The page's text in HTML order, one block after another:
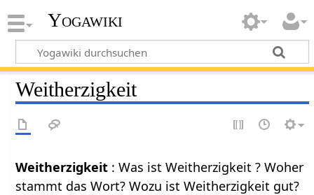
Yogawiki
Weitherzigkeit
Weitherzigkeit : Was ist Weitherzigkeit ? Woher
stammt das Wort? Wozu ist Weitherzigkeit gut?